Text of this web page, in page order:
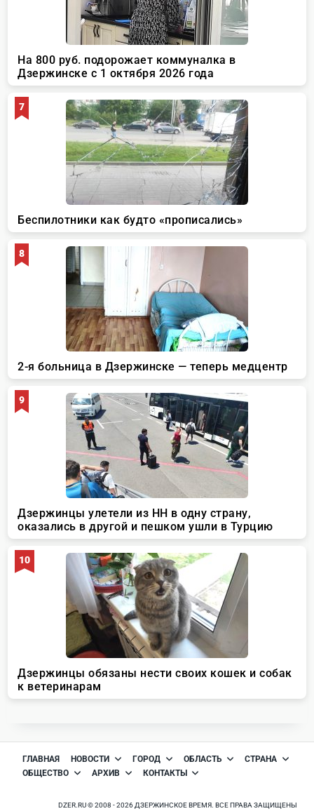
ГЛАВНАЯ НОВОСТИ ГОРОД ОБЛАСТЬ
СТРАНА
ОБЩЕСТВО
АРХИВ КОНТАКТЫ
DZER.RU © 2008 - 2026 ДЗЕРЖИНСКОЕ ВРЕМЯ. ВСЕ ПРАВА ЗАЩИЩЕНЫ